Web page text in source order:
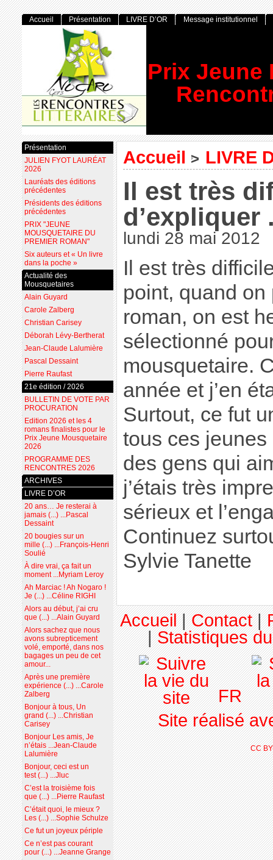
Prix Jeune
Accueil > LIVRE
Il est très
d’expliquer
lundi 28 mai 2012
Il est très
point, quand
roman, on est
sélectionné
mousquetaire.
année et j’en
Surtout, ce fut
tous ces
des gens qui
j’étais très
sérieux et
Continuez
Sylvie Tanette
Accueil Présentation LIVRE D’OR Message institutionnel
Présentation
JULIEN FYOT LAURÉAT
2026
Lauréats des éditions
précédentes
Présidents des éditions
précédentes
PRIX "JEUNE
MOUSQUETAIRE DU
PREMIER ROMAN"
Six auteurs et « Un livre
dans la poche »
Actualité des
Mousquetaires
Alain Guyard
Carole Zalberg
Christian Carisey
Déborah Lévy-Bertherat
Jean-Claude Lalumière
Pascal Dessaint
Pierre Raufast
21e édition / 2026
BULLETIN DE VOTE PAR
PROCURATION
Edition 2026 et les 4
romans finalistes pour le
Prix Jeune Mousquetaire
2026
PROGRAMME DES
RENCONTRES 2026
ARCHIVES
LIVRE D’OR
20 ans… Je resterai à
jamais (...) ...Pascal
Dessaint
20 bougies sur un
mille (...) ...François-Henri
Soulié
À dire vrai, ça fait un
moment ...Myriam Leroy
Ah Marciac ! Ah Nogaro !
Je (...) ...Céline RIGHI
Alors au début, j’ai cru
que (...) ...Alain Guyard
Alors sachez que nous
avons subrepticement
volé, emporté, dans nos
bagages un peu de cet
amour...
Après une première
expérience (...) ...Carole
Zalberg
Bonjour à tous, Un
grand (...) ...Christian
Carisey
Bonjour Les amis, Je
n’étais ...Jean-Claude
Lalumière
Bonjour, ceci est un
test (...) ...Jluc
C’est la troisième fois
que (...) ...Pierre Raufast
C’était quoi, le mieux ?
Les (...) ...Sophie Schulze
Ce fut un joyeux périple
Ce n’est pas courant
pour (...) ...Jeanne Grange
Accueil|Contact|
|Statistiques
FR
Site réalisé
CC